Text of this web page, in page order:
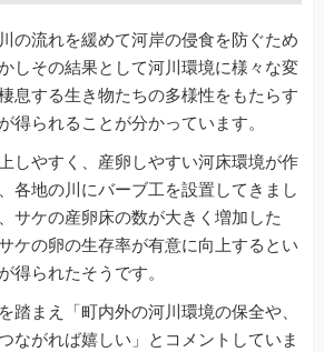
の流れを緩めて河岸の侵食を防ぐため
しその結果として河川環境に様々な変
息する生き物たちの多様性をもたらす
得られることが分かっています。
しやすく、産卵しやすい河床環境が作
各地の川にバーブ工を設置してきまし
サケの産卵床の数が大きく増加した
ケの卵の生存率が有意に向上するとい
得られたそうです。
踏まえ「町内外の河川環境の保全や、
ながれば嬉しい」とコメントしていま